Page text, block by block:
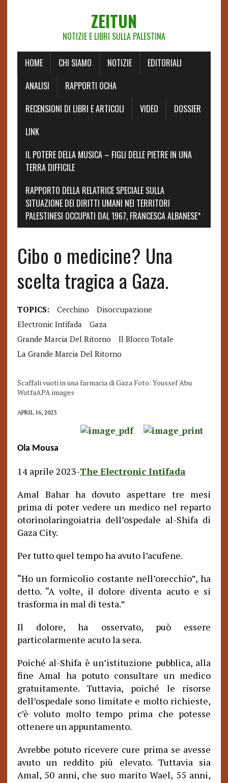
ZEITUN
NOTIZIE E LIBRI SULLA PALESTINA
HOME CHI SIAMO NOTIZIE
EDITORIALI
ANALISI
RAPPORTI OCHA
RECENSIONI DI LIBRI E ARTICOLI
VIDEO
DOSSIER
LINK
IL POTERE DELLA MUSICA – FIGLI DELLE PIETRE IN UNA
TERRA DIFFICILE
RAPPORTO DELLA RELATRICE SPECIALE SULLA
SITUAZIONE DEI DIRITTI UMANI NEI TERRITORI
PALESTINESI OCCUPATI DAL 1967, FRANCESCA ALBANESE*
Cibo o medicine? Una
scelta tragica a Gaza.
TOPICS: Cecchino
Disoccupazione
Electronic Intifada
Gaza
Grande Marcia Del Ritorno
Il Blocco Totale
La Grande Marcia Del Ritorno
Scaffali vuoti in una farmacia di Gaza Foto: Youssef Abu
WatfaAPA images
APRIL 16, 2023
Ola Mousa
14 aprile 2023-The Electronic Intifada
Amal Bahar ha dovuto aspettare tre mesi
prima di poter vedere un medico nel reparto
otorinolaringoiatria dell’ospedale al-Shifa di
Gaza City.
Per tutto quel tempo ha avuto l’acufene.
“Ho un formicolio costante nell’orecchio”, ha
detto. “A volte, il dolore diventa acuto e si
trasforma in mal di testa.”
Il dolore, ha osservato, può essere
particolarmente acuto la sera.
Poiché al-Shifa è un’istituzione pubblica, alla
fine Amal ha potuto consultare un medico
gratuitamente. Tuttavia, poiché le risorse
dell’ospedale sono limitate e molto richieste,
c’è voluto molto tempo prima che potesse
ottenere un appuntamento.
Avrebbe potuto ricevere cure prima se avesse
avuto un reddito più elevato. Tuttavia sia
Amal, 50 anni, che suo marito Wael, 55 anni,